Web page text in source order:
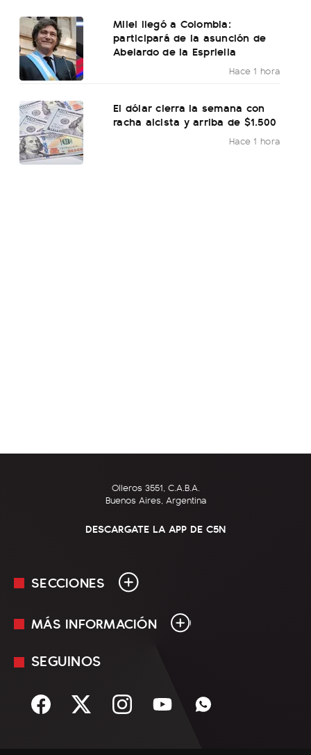
Milei llegó a Colombia:
participará de la asunción de
Abelardo de la Espriella
Hace 1 hora
El dólar cierra la semana con
racha alcista y arriba de $1.500
Hace 1 hora
Olleros 3551, C.A.B.A.
Buenos Aires, Argentina
DESCARGATE LA APP DE C5N
SECCIONES
En Vivo
Sociedad
MÁS INFORMACIÓN
Mediakit
Términos y condiciones
SEGUINOS